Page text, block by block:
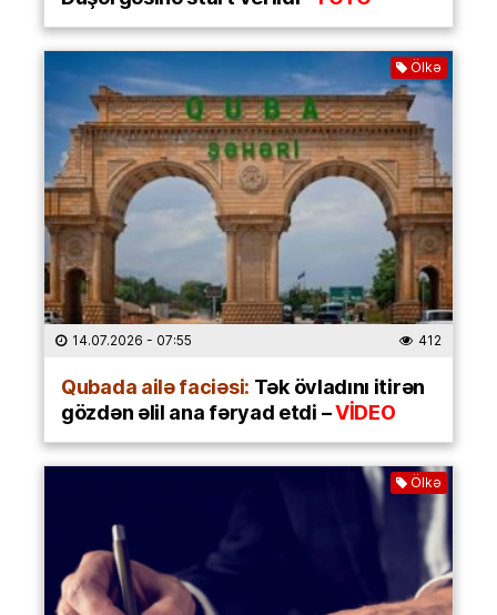
Ölkə
14.07.2026 - 07:55 412
Qubada ailə faciəsi: Tək övladını itirən
gözdən əlil ana fəryad etdi –VİDEO
Ölkə